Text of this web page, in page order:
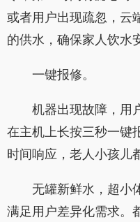
或者用户出现疏忽，云
的供水，确保家人饮水
一键报修。
机器出现故障，用
在主机上长按三秒一键
时间响应，老人小孩儿
无罐新鲜水，超小
满足用户差异化需求。